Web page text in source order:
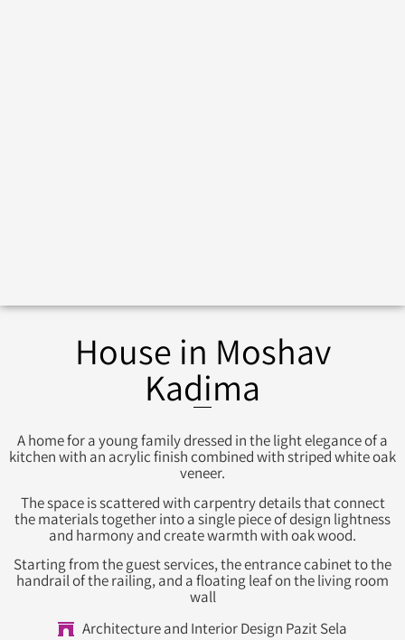
House in Moshav
Kadima
A home for a young family dressed in the light elegance of a
kitchen with an acrylic finish combined with striped white oak
veneer.
The space is scattered with carpentry details that connect
the materials together into a single piece of design lightness
and harmony and create warmth with oak wood.
Starting from the guest services, the entrance cabinet to the
handrail of the railing, and a floating leaf on the living room
wall
Architecture and Interior Design Pazit Sela